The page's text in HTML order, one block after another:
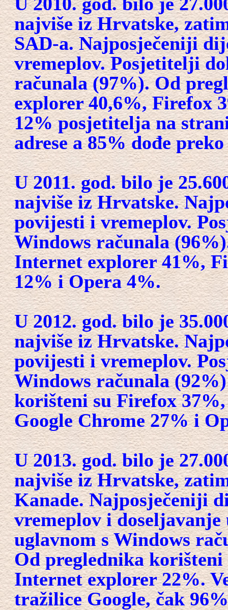
najviše iz Hrvatske,
SAD-a. Najposječeniji
vremeplov. Posjetitelji
računala (97%). Od
explorer 40,6%, Firefox
12% posjetitelja na
adrese a 85% dođe
U 2011. god. bilo je
najviše iz Hrvatske.
povijesti i vremeplov.
Windows računala
Internet explorer 41%,
12% i Opera 4%.
U 2012. god. bilo je
najviše iz Hrvatske.
povijesti i vremeplov.
Windows računala
korišteni su Firefox
Google Chrome 27% i
U 2013. god. bilo je
najviše iz Hrvatske,
Kanade. Najposječeniji
vremeplov i
uglavnom s Windows
Od preglednika
Internet explorer 22%.
tražilice Google, čak